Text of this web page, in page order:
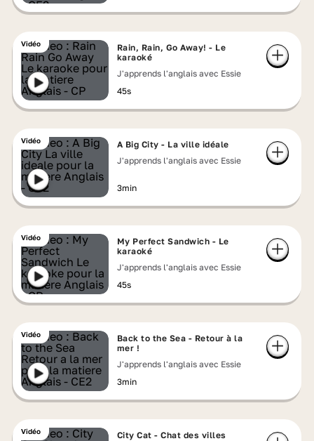
Vidéo
Rain, Rain, Go Away! - Le
karaoké
J'apprends l'anglais avec Essie
45s
Vidéo
A Big City - La ville idéale
J'apprends l'anglais avec Essie
3min
Vidéo
My Perfect Sandwich - Le
karaoké
J'apprends l'anglais avec Essie
45s
Vidéo
Back to the Sea - Retour à la
mer !
J'apprends l'anglais avec Essie
3min
Vidéo
City Cat - Chat des villes